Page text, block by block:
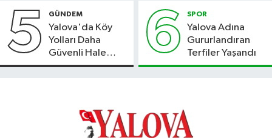
5 GÜNDEM
Yalova'da Köy
Yolları Daha
Güvenli Hale
Geliyor
6 SPOR
Yalova Adına
Gururlandıran
Terfiler Yaşandı